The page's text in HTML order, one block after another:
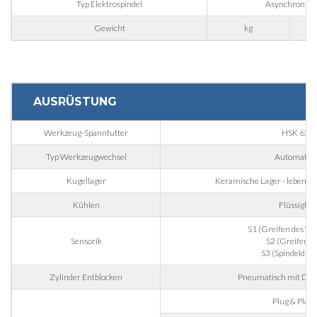
Region
Postleitzahl
Typ Elektrospindel Asynchron
Gewicht kg
AUSRÜSTUNG
Werkzeug-Spannfutter HSK 63F
Typ Werkzeugwechsel
Kugellager Keramische Lager -
Kühlen Flüssigkeit
Sensorik
S1 (Greifen des
S2 (Greifer
S3
Zylinder Entblocken Pneumatisch mit
Plug & Play